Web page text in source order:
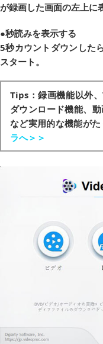
が録画した画面の左上に
●秒読みを表示する
5秒カウントダウンした
スタート。
Tips：録画機能以外
ダウンロード機能、
など実用的な機能が
ラへ＞＞